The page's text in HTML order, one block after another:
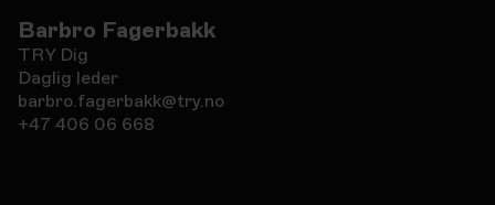
Barbro Fagerbakk
TRY Dig
Daglig leder
barbro.fagerbakk@try.no
+47 406 06 668